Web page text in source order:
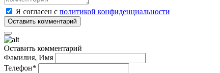
Я согласен с политикой конфиденциальности
Оставить комментарий
Фамилия, Имя
Телефон*